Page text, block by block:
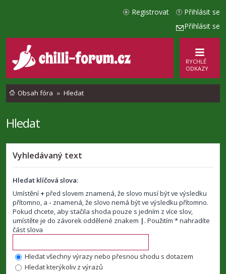
Přihlásit se
Přihlásit se
Registrovat
RYCHLÉ
ODKAZY
Obsah fóra Hledat
Hledat
Vyhledávaný text
Hledat klíčová slova:
Umístění + před slovem znamená, že slovo musí být ve výsledku
přítomno, a - znamená, že slovo nemá být ve výsledku přítomno.
Pokud chcete, aby stačila shoda pouze s jedním z více slov,
umístěte je do závorek oddělené znakem | . Použitím * nahradíte
část slova
Hledat všechny výrazy nebo přesnou shodu s dotazem
Hledat kterýkoliv z výrazů